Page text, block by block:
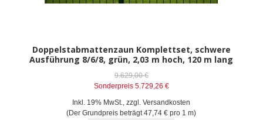
Doppelstabmattenzaun Komplettset, schwere
Ausführung 8/6/8, grün, 2,03 m hoch, 120 m lang
9.629,00 €
Sonderpreis 5.729,26 €
Inkl. 19% MwSt.
,zzgl.Versandkosten
(Der Grundpreis beträgt47,74 € pro 1 m)